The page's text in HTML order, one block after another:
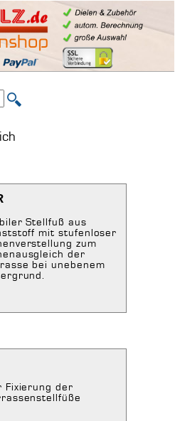
Stellfuß aus
mit stufenloser
zum
der
bei unebenem
Fixierung der